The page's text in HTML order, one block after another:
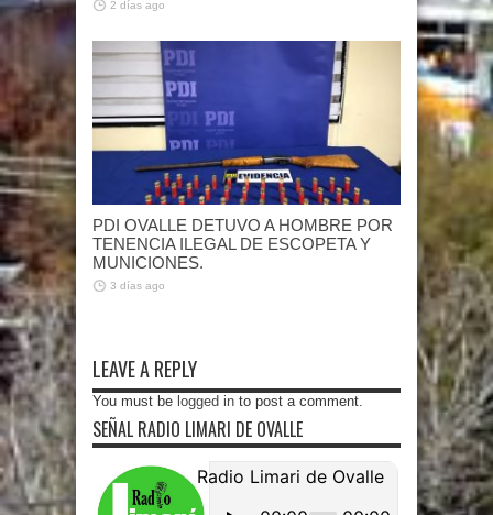
2 días ago
PDI OVALLE DETUVO A HOMBRE POR
TENENCIA ILEGAL DE ESCOPETA Y
MUNICIONES.
3 días ago
LEAVE A REPLY
You must be logged in to post a comment.
SEÑAL RADIO LIMARI DE OVALLE